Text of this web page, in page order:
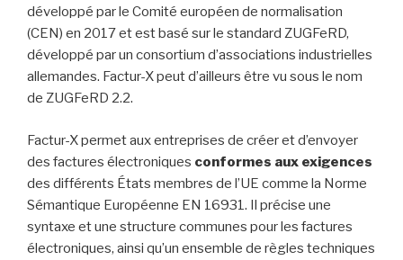
développé par le Comité européen de normalisation
(CEN) en 2017 et est basé sur le standard ZUGFeRD,
développé par un consortium d’associations industrielles
allemandes. Factur-X peut d’ailleurs être vu sous le nom
de ZUGFeRD 2.2.
Factur-X permet aux entreprises de créer et d’envoyer
des factures électroniques conformes aux exigences
des différents États membres de l’UE comme la Norme
Sémantique Européenne EN 16931. Il précise une
syntaxe et une structure communes pour les factures
électroniques, ainsi qu’un ensemble de règles techniques